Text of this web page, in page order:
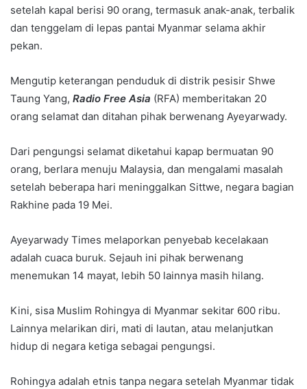
setelah kapal berisi 90 orang, termasuk anak-anak, terbalik
dan tenggelam di lepas pantai Myanmar selama akhir
pekan.
Mengutip keterangan penduduk di distrik pesisir Shwe
Taung Yang, Radio Free Asia (RFA) memberitakan 20
orang selamat dan ditahan pihak berwenang Ayeyarwady.
Dari pengungsi selamat diketahui kapap bermuatan 90
orang, berlara menuju Malaysia, dan mengalami masalah
setelah beberapa hari meninggalkan Sittwe, negara bagian
Rakhine pada 19 Mei.
Ayeyarwady Times melaporkan penyebab kecelakaan
adalah cuaca buruk. Sejauh ini pihak berwenang
menemukan 14 mayat, lebih 50 lainnya masih hilang.
Kini, sisa Muslim Rohingya di Myanmar sekitar 600 ribu.
Lainnya melarikan diri, mati di lautan, atau melanjutkan
hidup di negara ketiga sebagai pengungsi.
Rohingya adalah etnis tanpa negara setelah Myanmar tidak